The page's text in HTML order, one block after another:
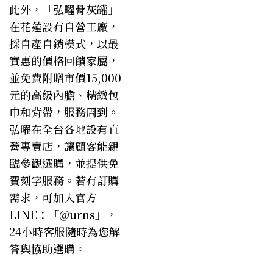
此外，「弘曜骨灰罐」
在花蓮設有自營工廠，
採自產自銷模式，以最
實惠的價格回饋家屬，
並免費附贈市價15,000
元的高級內膽、精緻包
巾和背帶，服務周到。
弘曜在全台各地設有直
營專賣店，讓顧客能親
臨參觀選購，並提供免
費刻字服務。若有訂購
需求，可加入官方
LINE：「@urns 」，
24小時客服隨時為您解
答與協助選購。